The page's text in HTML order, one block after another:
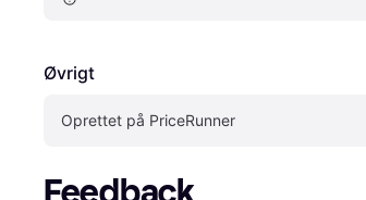
Øvrigt
Oprettet på PriceRunner